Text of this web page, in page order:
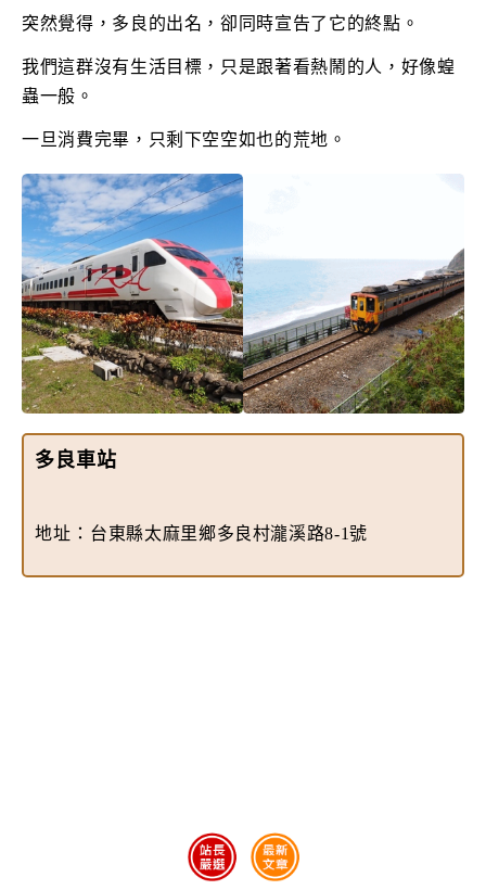
突然覺得，多良的出名，卻同時宣告了它的終點。
我們這群沒有生活目標，只是跟著看熱鬧的人，好像蝗
蟲一般。
一旦消費完畢，只剩下空空如也的荒地。
多良車站
地址： 台東縣太麻里鄉多良村瀧溪路8-1號